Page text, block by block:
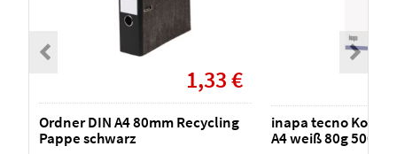
Ordner DIN A4 80mm Recycling
Pappe schwarz
1,33 €
inapa tecno
A4 weiß 80g 500